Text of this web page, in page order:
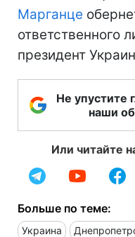
Марганце
ответственного
президент
Не упустите
наши
Или читайте
Больше по теме:
Украина